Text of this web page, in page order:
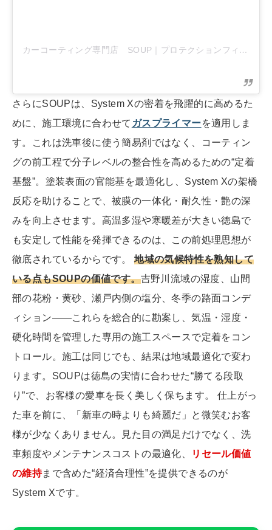
カーコーティング専門店 SOUP｜プロテクションフィルム専門店
さらにSOUPは、System Xの密着を飛躍的に高めるた
めに、施工環境に合わせて ガスプライマーを適用しま
す。これは洗車後に使う簡易剤ではなく、コーティン
グの前工程で分子レベルの整合性を高めるための“定着
基盤”。塗装表面の官能基を最適化し、System Xの架橋
反応を助けることで、被膜の一体化・耐久性・艶の深
みを向上させます。高温多湿や寒暖差が大きい徳島で
も安定して性能を発揮できるのは、この前処理思想が
徹底されているからです。地域の気候特性を熟知して
いる点もSOUPの価値です。吉野川流域の湿度、山間
部の花粉・黄砂、瀬戸内側の塩分、冬季の路面コンデ
ィション――これらを総合的に勘案し、気温・湿度・
硬化時間を管理した専用の施工スペースで定着をコン
トロール。施工は同じでも、結果は地域最適化で変わ
ります。SOUPは徳島の実情に合わせた“勝てる段取
り”で、お客様の愛車を長く美しく保ちます。 仕上がっ
た車を前に、「新車の時よりも綺麗だ」と微笑むお客
様が少なくありません。見た目の満足だけでなく、洗
車頻度やメンテナンスコストの最適化、
リセール価値
の維持まで含めた“経済合理性”を提供できるのが
System Xです。